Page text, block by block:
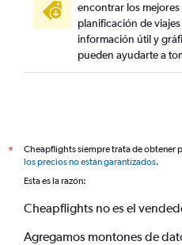
encontrar los
planificación de
información útil y
pueden ayudarte a
*
Cheapflights siempre trata de obtener
los precios no están garantizados.
Esta es la razón:
Cheapflights no es el
Agregamos montones de